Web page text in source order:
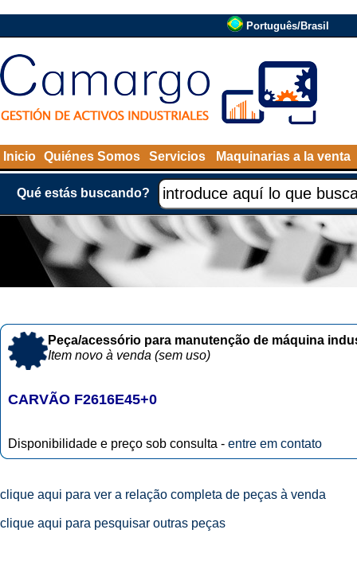
Português/Brasil
Inicio Quiénes Somos Servicios Maquinarias a la venta
Qué estás buscando?
Peça/acessório para manutenção de máquina
Item novo à venda (sem uso)
CARVÃO F2616E45+0
Disponibilidade e preço sob consulta - entre em contato
clique aqui para ver a relação completa de peças à venda
clique aqui para pesquisar outras peças